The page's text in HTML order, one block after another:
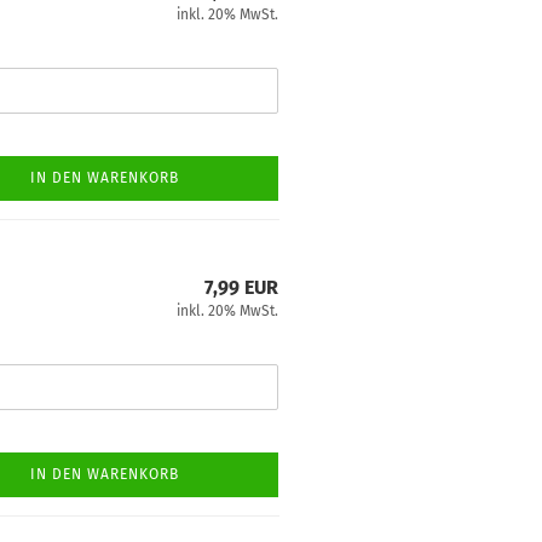
inkl. 20% MwSt.
IN DEN WARENKORB
7,99 EUR
inkl. 20% MwSt.
IN DEN WARENKORB